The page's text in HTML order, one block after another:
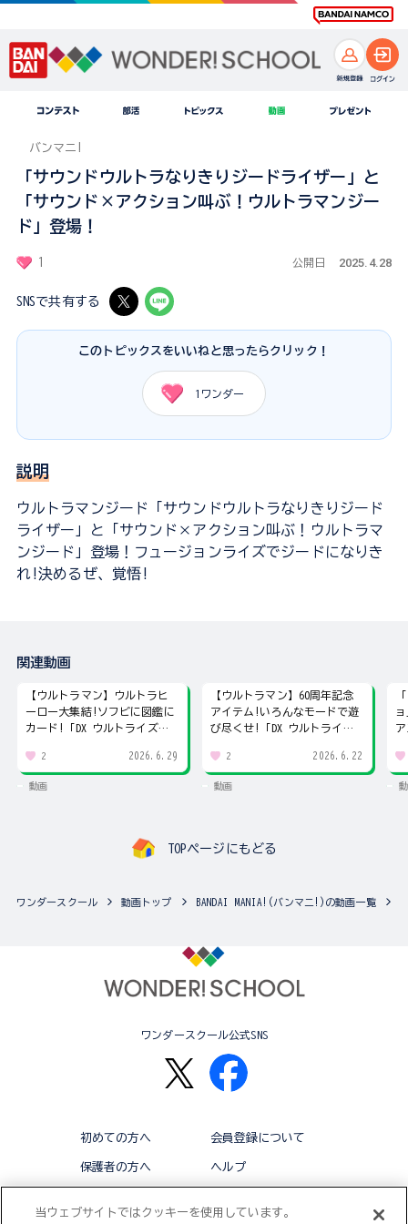
「サウンドウルトラなりきりジードライザー」と
「サウンド×アクション叫ぶ！ウルトラマンジー
ド」登場！
バンマニ!
1 公開日 2025.4.28
SNSで共有する
このトピックスをいいねと思ったらクリック！
1 ワンダー
説明
ウルトラマンジード「サウンドウルトラなりきりジード
ライザー」と「サウンド×アクション叫ぶ！ウルトラマ
ンジード」登場！フュージョンライズでジードになりき
れ!決めるぜ、覚悟!
関連動画
【ウルトラマン】ウルトラヒ
ーロー大集結!ソフビに図鑑に
カード!「DX ウルトライズア
2 2026.6.29
動画
【ウルトラマン】60周年記念
アイテム!いろんなモードで遊
び尽くせ!「DX ウルトライズ
2 2026.6.22
動画
TOPページにもどる
ワンダースクール 動画トップ BANDAI MANIA!(バンマニ!)の動画一覧
ワンダースクール公式SNS
初めての方へ 会員登録について
保護者の方へ ヘルプ
当ウェブサイトではクッキーを使用しています。